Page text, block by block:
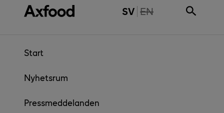
Gå direkt till innehåll SV THE PAGE IS NOT
EN
Start
Nyhetsrum
Pressmeddelanden